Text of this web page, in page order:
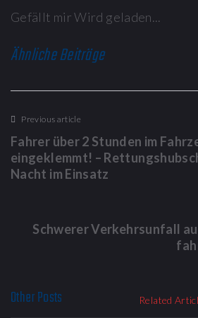
Gefällt mirWird geladen...
Ähnliche Beiträge
Previous article
Fahrer über 2 Stunden im
eingeklemmt! –
Nacht im Einsatz
Schwerer Verkehrsunfall
Other Posts Related